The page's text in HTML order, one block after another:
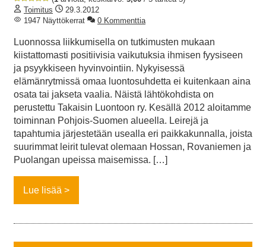
Toimitus
29.3.2012
1947 Näyttökerrat
0 Kommenttia
Luonnossa liikkumisella on tutkimusten mukaan
kiistattomasti positiivisia vaikutuksia ihmisen fyysiseen
ja psyykkiseen hyvinvointiin. Nykyisessä
elämänrytmissä omaa luontosuhdetta ei kuitenkaan aina
osata tai jakseta vaalia. Näistä lähtökohdista on
perustettu Takaisin Luontoon ry. Kesällä 2012 aloitamme
toiminnan Pohjois-Suomen alueella. Leirejä ja
tapahtumia järjestetään usealla eri paikkakunnalla, joista
suurimmat leirit tulevat olemaan Hossan, Rovaniemen ja
Puolangan upeissa maisemissa. […]
Lue lisää